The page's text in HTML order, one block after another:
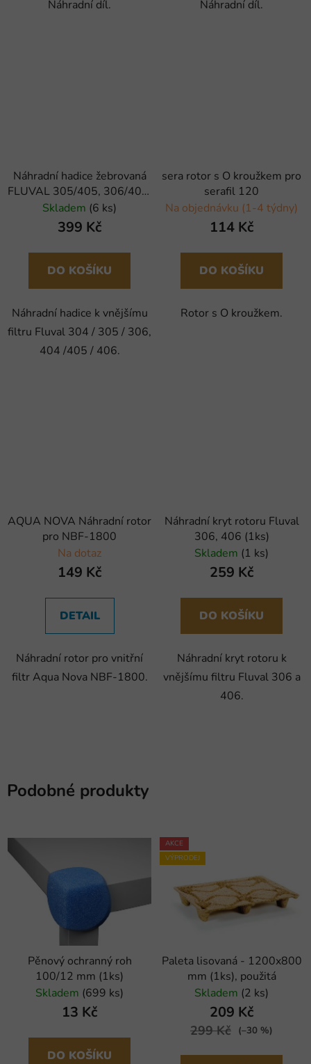
Náhradní díl. Náhradní díl.
Náhradní hadice žebrovaná
FLUVAL 305/405, 306/406,
307/407 (1ks)
Skladem (6 ks)
399 Kč
DO KOŠÍKU
Náhradní hadice k vnějšímu
filtru Fluval 304 / 305 / 306,
404 /405 / 406.
sera rotor s O kroužkem pro
serafil 120
Na objednávku (1-4 týdny)
114 Kč
DO KOŠÍKU
Rotor s O kroužkem.
AQUA NOVA Náhradní rotor
pro NBF-1800
Na dotaz
149 Kč
DETAIL
Náhradní rotor pro vnitřní
filtr Aqua Nova NBF-1800.
Náhradní kryt rotoru Fluval
306, 406 (1ks)
Skladem (1 ks)
259 Kč
DO KOŠÍKU
Náhradní kryt rotoru k
vnějšímu filtru Fluval 306 a
406.
Podobné produkty
Pěnový ochranný roh
100/12 mm (1ks)
Skladem (699 ks)
13 Kč
DO KOŠÍKU
AKCE
VÝPRODEJ
Paleta lisovaná - 1200x800
mm (1ks), použitá
Skladem (2 ks)
209 Kč
299 Kč (–30 %)